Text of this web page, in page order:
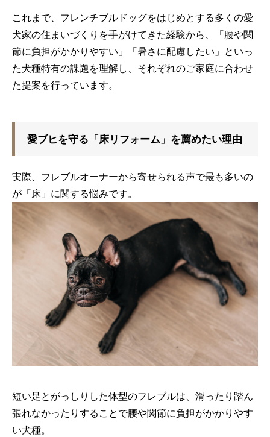
これまで、フレンチブルドッグをはじめとする多くの愛
犬家の住まいづくりを手がけてきた経験から、「腰や関
節に負担がかかりやすい」「暑さに配慮したい」といっ
た犬種特有の課題を理解し、それぞれのご家庭に合わせ
た提案を行っています。
愛ブヒを守る「床リフォーム」を薦めたい理由
実際、フレブルオーナーから寄せられる声で最も多いの
が「床」に関する悩みです。
短い足とがっしりした体型のフレブルは、滑ったり踏ん
張れなかったりすることで腰や関節に負担がかかりやす
い犬種。